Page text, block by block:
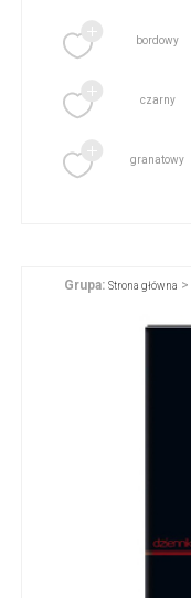
bordowy
czarny
granatowy
Grupa: Strona główna >